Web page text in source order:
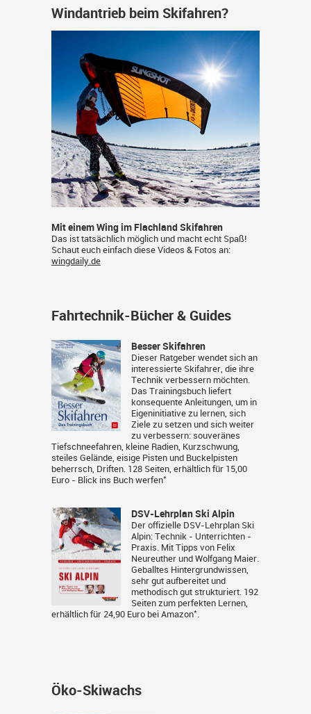
Windantrieb beim Skifahren?
Mit einem Wing im Flachland Skifahren
Das ist tatsächlich möglich und macht echt Spaß!
Schaut euch einfach diese Videos & Fotos an:
wingdaily.de
Fahrtechnik-Bücher & Guides
Besser Skifahren
Dieser Ratgeber wendet sich an
interessierte Skifahrer, die ihre
Technik verbessern möchten.
Das Trainingsbuch liefert
konsequente Anleitungen, um in
Eigeninitiative zu lernen, sich
Ziele zu setzen und sich weiter
zu verbessern: souveränes
Tiefschneefahren, kleine Radien, Kurzschwung,
steiles Gelände, eisige Pisten und Buckelpisten
beherrsch, Driften. 128 Seiten, erhältlich für 15,00
Euro - Blick ins Buch werfen*
DSV-Lehrplan Ski Alpin
Der offizielle DSV-Lehrplan Ski
Alpin: Technik - Unterrichten -
Praxis. Mit Tipps von Felix
Neureuther und Wolfgang Maier.
Geballtes Hintergrundwissen,
sehr gut aufbereitet und
methodisch gut strukturiert. 192
Seiten zum perfekten Lernen,
erhältlich für 24,90 Euro bei Amazon*
Öko-Skiwachs